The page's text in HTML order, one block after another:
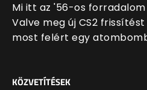
Mi itt az '56-os
Valve meg új CS2
most felért egy
KÖZVETÍTÉSEK